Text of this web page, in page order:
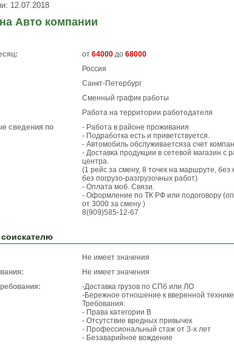
12.07.2018
Авто компании
от 64000 до 68000
Россия
Санкт-Петербург
Сменный график работы
Работа на территории работодателя
сведения по
- Работа в районе проживания
- Подработка есть и приветствуется.
- Автомобиль обслуживаетсяза счет
- Доставка продукции в сетевой магазин с
центра.
(1 рейс за смену, 8 точек на маршруте, без
без погрузо-разгрузочных работ)
- Оплата моб. Связи.
- Оформление по ТК РФ или подоговору
от 3000 за смену )
8(909)585-12-67
Не имеет значения
Не имеет значения
-Доставка грузов по СПб или ЛО
-Бережное отношение к вверенной
Требования:
- Права категории В
- Отсутствие вредных привычек
- Профессиональный стаж от 3-х лет
- Безаварийное вождение